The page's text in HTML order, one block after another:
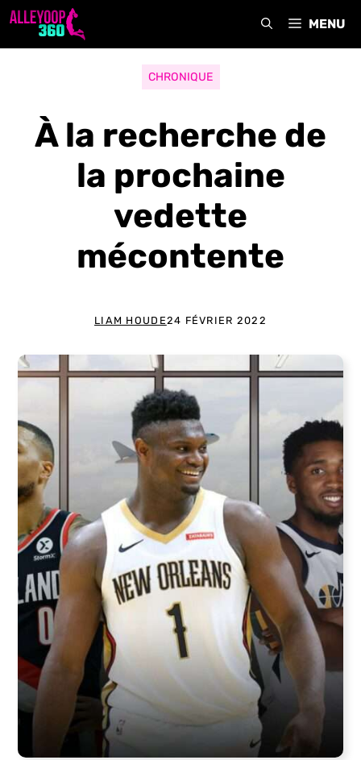
Aller
MENU
CHRONIQUE
À la recherche de
la prochaine
vedette
mécontente
LIAM HOUDE24 FÉVRIER 2022